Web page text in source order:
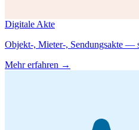
Digitale Akte
Objekt-, Mieter-, Sendungsakte —
Mehr erfahren →